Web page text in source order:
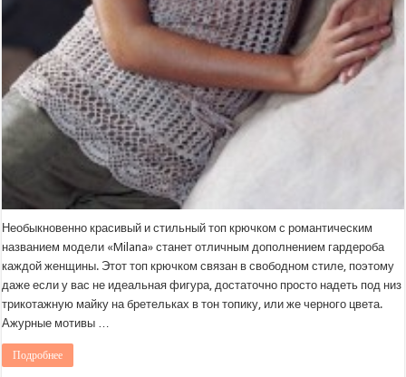
Необыкновенно красивый и стильный топ крючком с романтическим
названием модели «Milana» станет отличным дополнением гардероба
каждой женщины. Этот топ крючком связан в свободном стиле, поэтому
даже если у вас не идеальная фигура, достаточно просто надеть под низ
трикотажную майку на бретельках в тон топику, или же черного цвета.
Ажурные мотивы …
Подробнее